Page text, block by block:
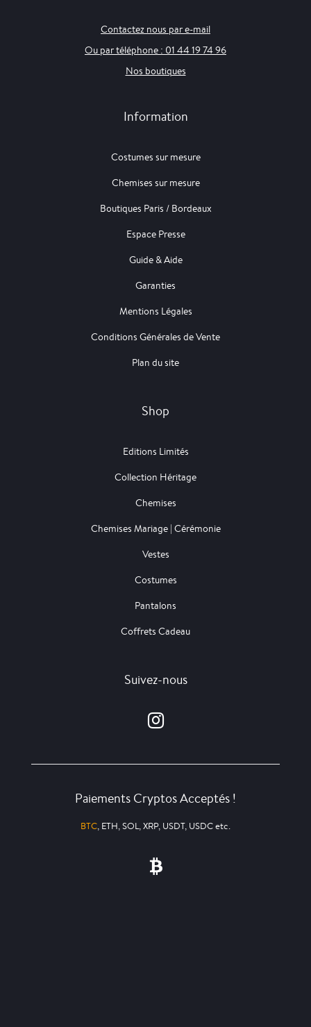
Contactez nous par e-mail
Ou par téléphone : 01 44 19 74 96
Nos boutiques
Information
Costumes sur mesure
Chemises sur mesure
Boutiques Paris / Bordeaux
Espace Presse
Guide & Aide
Garanties
Mentions Légales
Conditions Générales de Vente
Plan du site
Shop
Editions Limités
Collection Héritage
Chemises
Chemises Mariage | Cérémonie
Vestes
Costumes
Pantalons
Coffrets Cadeau
Suivez-nous
Paiements Cryptos Acceptés !
BTC, ETH, SOL, XRP, USDT, USDC etc.